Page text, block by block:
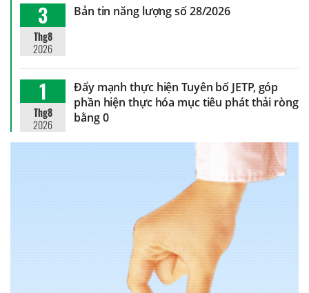
3
Thg8
2026
Bản tin năng lượng số 28/2026
1
Thg8
2026
Đẩy mạnh thực hiện Tuyên bố JETP, góp
phần hiện thực hóa mục tiêu phát thải ròng
bằng 0